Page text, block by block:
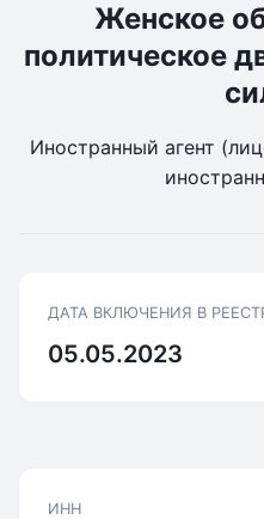
Женское
политическое
Иностранный агент
ДАТА ВКЛЮЧЕНИЯ В
05.05.2023
ИНН